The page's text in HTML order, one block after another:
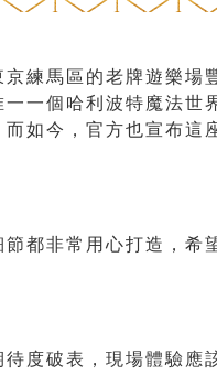
練馬區的老牌遊樂場
一個哈利波特魔法世
如今，官方也宣布這
都非常用心打造，希
度破表，現場體驗應